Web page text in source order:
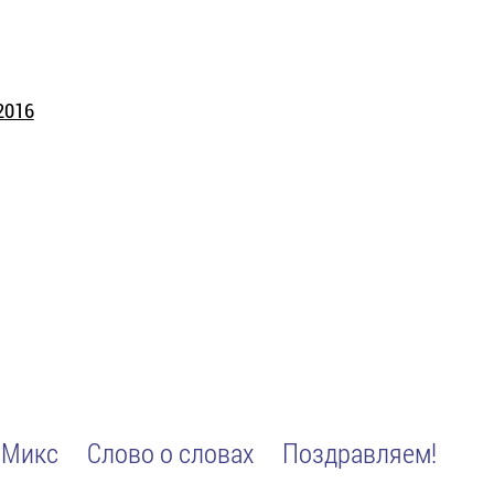
Микс Слово о словах Поздравляем!